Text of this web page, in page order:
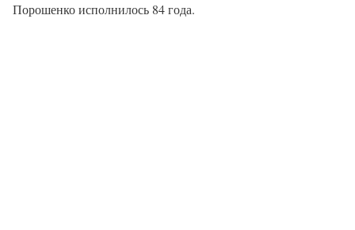
Порошенко исполнилось 84 года.